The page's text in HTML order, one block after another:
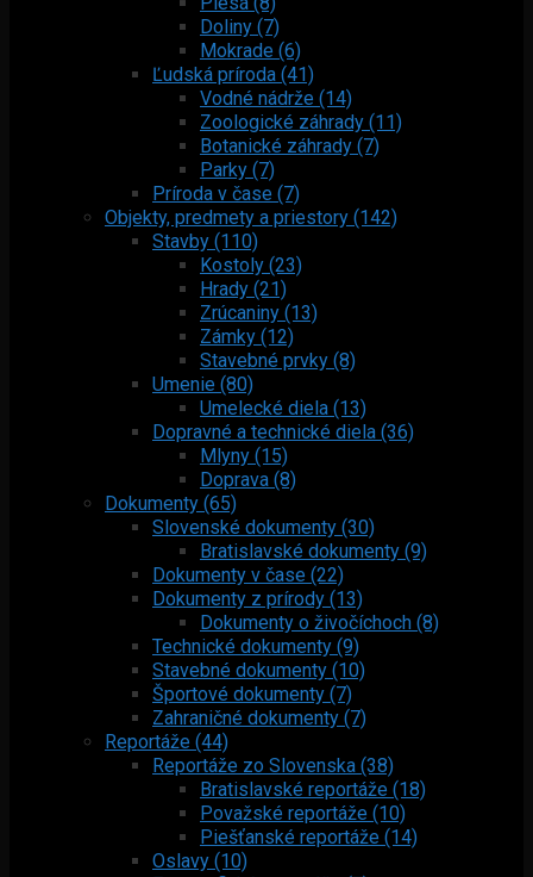
Doliny (7)
Mokrade (6)
Ľudská príroda (41)
Vodné nádrže (14)
Zoologické záhrady (11)
Botanické záhrady (7)
Parky (7)
Príroda v čase (7)
Objekty, predmety a priestory (142)
Stavby (110)
Kostoly (23)
Hrady (21)
Zrúcaniny (13)
Zámky (12)
Stavebné prvky (8)
Umenie (80)
Umelecké diela (13)
Dopravné a technické diela (36)
Mlyny (15)
Doprava (8)
Dokumenty (65)
Slovenské dokumenty (30)
Bratislavské dokumenty (9)
Dokumenty v čase (22)
Dokumenty z prírody (13)
Dokumenty o živočíchoch (8)
Technické dokumenty (9)
Stavebné dokumenty (10)
Športové dokumenty (7)
Zahraničné dokumenty (7)
Reportáže (44)
Reportáže zo Slovenska (38)
Bratislavské reportáže (18)
Považské reportáže (10)
Piešťanské reportáže (14)
Oslavy (10)